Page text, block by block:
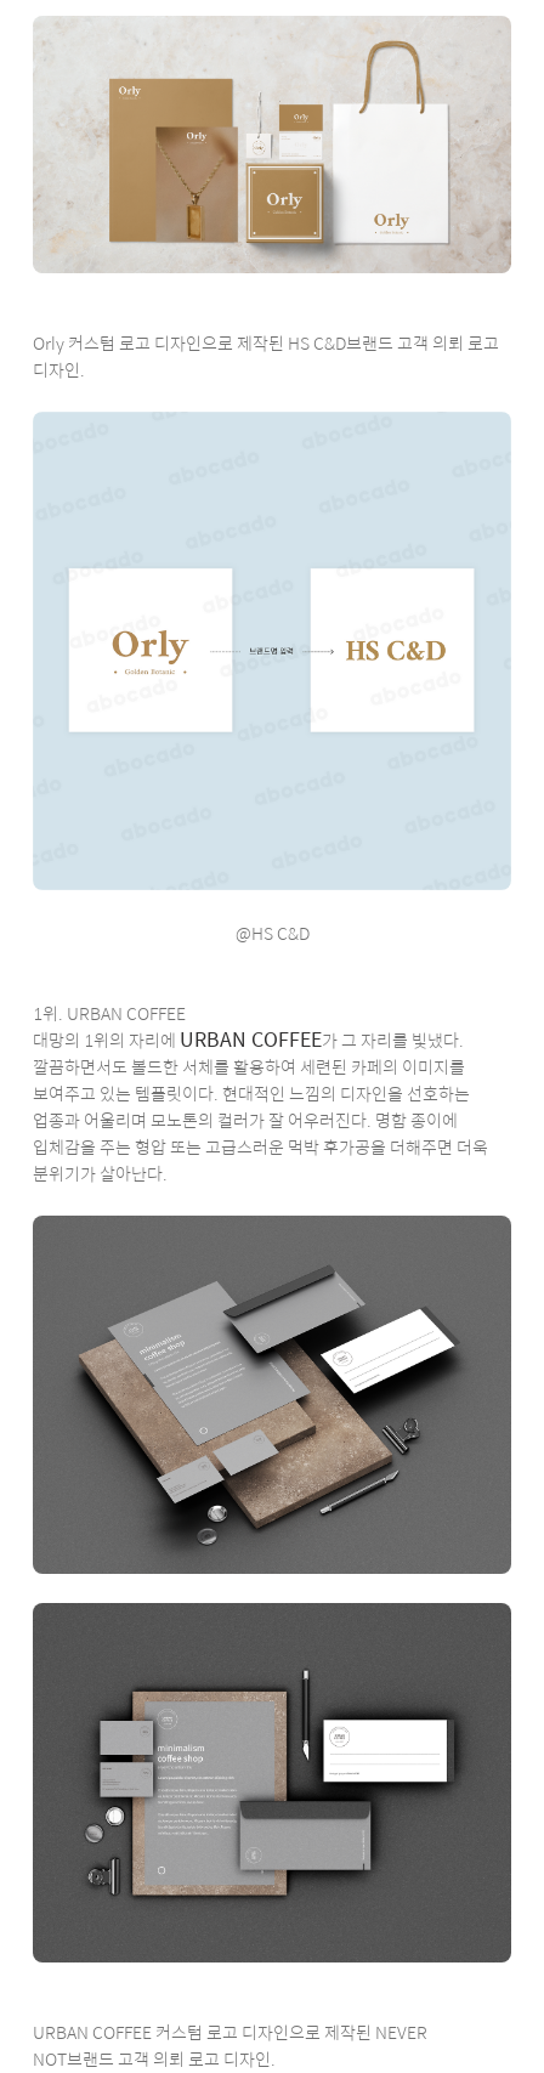
Orly 커스텀 로고 디자인으로 제작된 HS C&D브랜드 고객 의뢰 로고
디자인.
@HS C&D
1위. URBAN COFFEE
대망의 1위의 자리에 URBAN COFFEE가 그 자리를 빛냈다.
깔끔하면서도 볼드한 서체를 활용하여 세련된 카페의 이미지를
보여주고 있는 템플릿이다. 현대적인 느낌의 디자인을 선호하는
업종과 어울리며 모노톤의 컬러가 잘 어우러진다. 명함 종이에
입체감을 주는 형압 또는 고급스러운 먹박 후가공을 더해주면 더욱
분위기가 살아난다.
URBAN COFFEE 커스텀 로고 디자인으로 제작된 NEVER
NOT브랜드 고객 의뢰 로고 디자인.